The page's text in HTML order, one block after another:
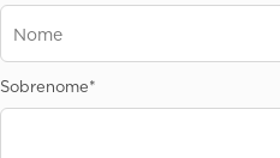
Sobrenome*